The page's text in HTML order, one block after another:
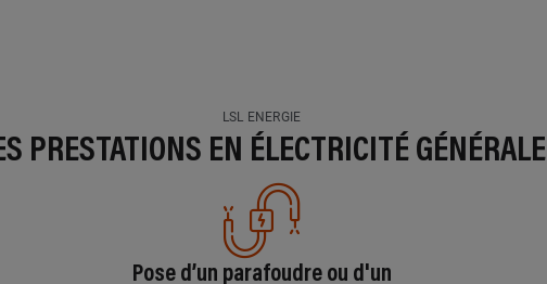
LSL ENERGIE
PRESTATIONS EN ÉLECTRICITÉ GÉNÉRALE
Pose d’un parafoudre ou d'un